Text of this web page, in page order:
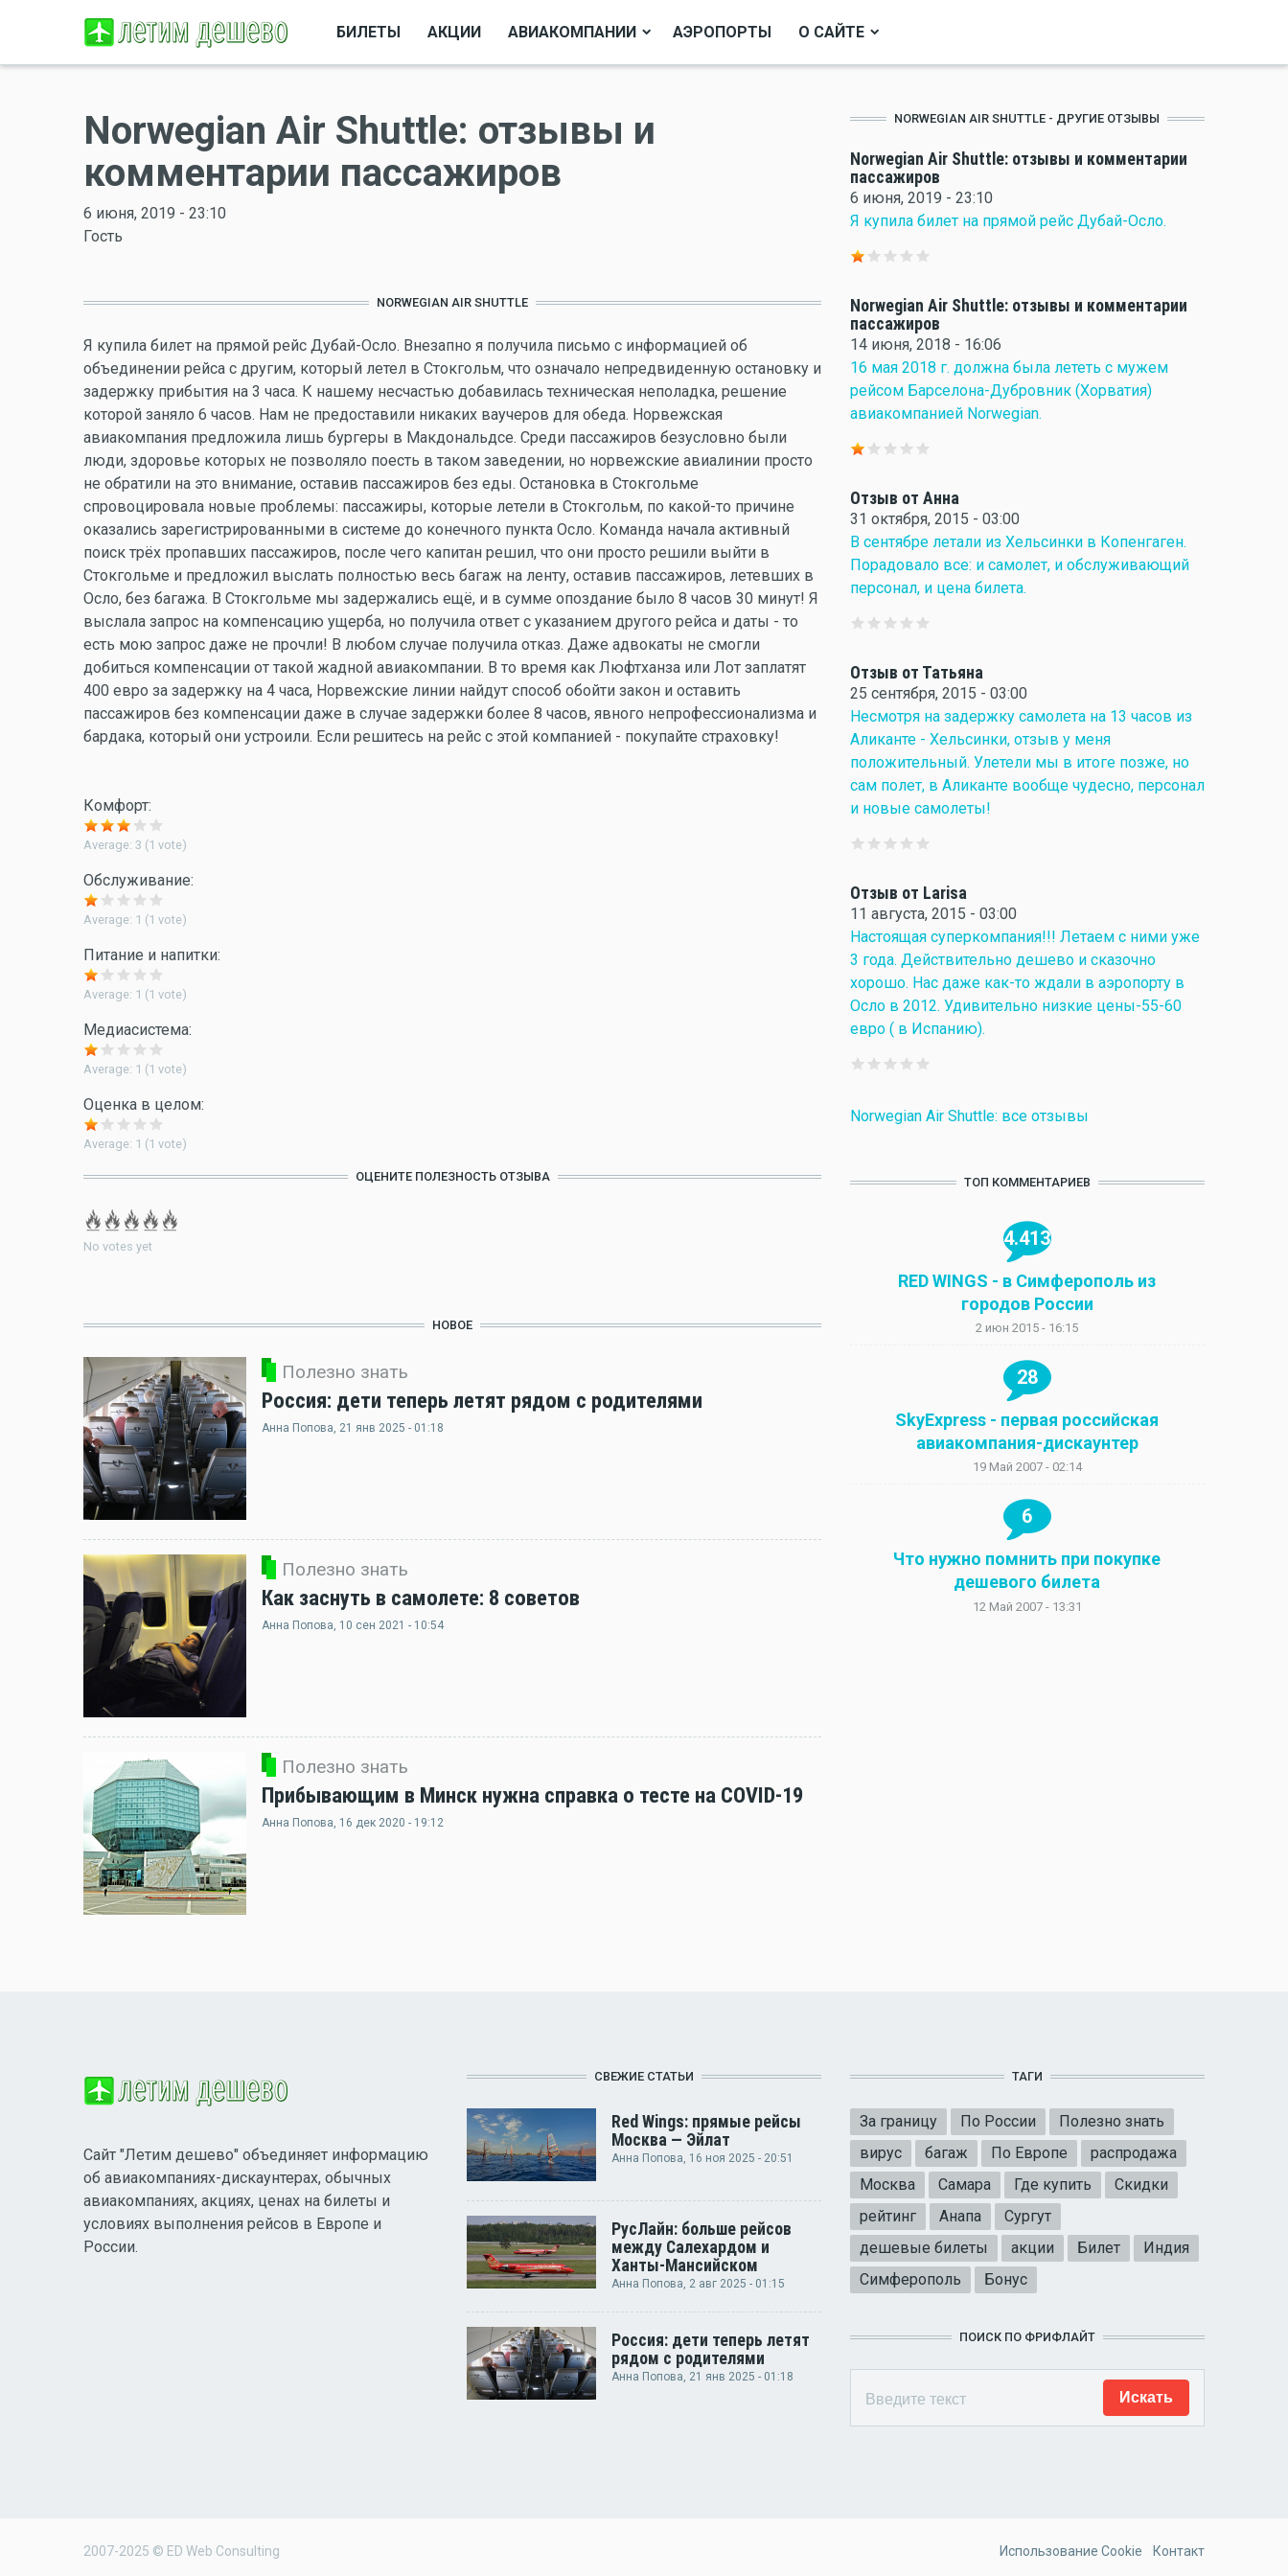
БИЛЕТЫ АКЦИИ АВИАКОМПАНИИ АЭРОПОРТЫ О САЙТЕ
Norwegian Air Shuttle: отзывы и
комментарии пассажиров
6 июня, 2019 - 23:10
Гость
NORWEGIAN AIR SHUTTLE
Я купила билет на прямой рейс Дубай-Осло. Внезапно я получила письмо с информацией об
объединении рейса с другим, который летел в Стокгольм, что означало непредвиденную остановку и
задержку прибытия на 3 часа. К нашему несчастью добавилась техническая неполадка, решение
которой заняло 6 часов. Нам не предоставили никаких ваучеров для обеда. Норвежская
авиакомпания предложила лишь бургеры в Макдональдсе. Среди пассажиров безусловно были
люди, здоровье которых не позволяло поесть в таком заведении, но норвежские авиалинии просто
не обратили на это внимание, оставив пассажиров без еды. Остановка в Стокгольме
спровоцировала новые проблемы: пассажиры, которые летели в Стокгольм, по какой-то причине
оказались зарегистрированными в системе до конечного пункта Осло. Команда начала активный
поиск трёх пропавших пассажиров, после чего капитан решил, что они просто решили выйти в
Стокгольме и предложил выслать полностью весь багаж на ленту, оставив пассажиров, летевших в
Осло, без багажа. В Стокгольме мы задержались ещё, и в сумме опоздание было 8 часов 30 минут! Я
выслала запрос на компенсацию ущерба, но получила ответ с указанием другого рейса и даты - то
есть мою запрос даже не прочли! В любом случае получила отказ. Даже адвокаты не смогли
добиться компенсации от такой жадной авиакомпании. В то время как Люфтханза или Лот заплатят
400 евро за задержку на 4 часа, Норвежские линии найдут способ обойти закон и оставить
пассажиров без компенсации даже в случае задержки более 8 часов, явного непрофессионализма и
бардака, который они устроили. Если решитесь на рейс с этой компанией - покупайте страховку!
Комфорт:
Average: 3 (1 vote)
Обслуживание:
Average: 1 (1 vote)
Питание и напитки:
Average: 1 (1 vote)
Медиасистема:
Average: 1 (1 vote)
Оценка в целом:
Average: 1 (1 vote)
ОЦЕНИТЕ ПОЛЕЗНОСТЬ ОТЗЫВА
No votes yet
НОВОЕ
Полезно знать
Россия: дети теперь летят рядом с родителями
Анна Попова, 21 янв 2025 - 01:18
Полезно знать
Как заснуть в самолете: 8 советов
Анна Попова, 10 сен 2021 - 10:54
Полезно знать
Прибывающим в Минск нужна справка о тесте на COVID-19
Анна Попова, 16 дек 2020 - 19:12
NORWEGIAN AIR SHUTTLE - ДРУГИЕ ОТЗЫВЫ
Norwegian Air Shuttle: отзывы и комментарии
пассажиров
6 июня, 2019 - 23:10
Я купила билет на прямой рейс Дубай-Осло.
Norwegian Air Shuttle: отзывы и комментарии
пассажиров
14 июня, 2018 - 16:06
16 мая 2018 г. должна была лететь с мужем
рейсом Барселона-Дубровник (Хорватия)
авиакомпанией Norwegian.
Отзыв от Анна
31 октября, 2015 - 03:00
В сентябре летали из Хельсинки в Копенгаген.
Порадовало все: и самолет, и обслуживающий
персонал, и цена билета.
Отзыв от Татьяна
25 сентября, 2015 - 03:00
Несмотря на задержку самолета на 13 часов из
Аликанте - Хельсинки, отзыв у меня
положительный. Улетели мы в итоге позже, но
сам полет, в Аликанте вообще чудесно, персонал
и новые самолеты!
Отзыв от Larisa
11 августа, 2015 - 03:00
Настоящая суперкомпания!!! Летаем с ними уже
3 года. Действительно дешево и сказочно
хорошо. Нас даже как-то ждали в аэропорту в
Осло в 2012. Удивительно низкие цены-55-60
евро ( в Испанию).
Norwegian Air Shuttle: все отзывы
ТОП КОММЕНТАРИЕВ
4.413
RED WINGS - в Симферополь из
городов России
2 июн 2015 - 16:15
28
SkyExpress - первая российская
авиакомпания-дискаунтер
19 Май 2007 - 02:14
6
Что нужно помнить при покупке
дешевого билета
12 Май 2007 - 13:31
Сайт "Летим дешево" объединяет информацию
об авиакомпаниях-дискаунтерах, обычных
авиакомпаниях, акциях, ценах на билеты и
условиях выполнения рейсов в Европе и
России.
СВЕЖИЕ СТАТЬИ
Red Wings: прямые рейсы
Москва — Эйлат
Анна Попова, 16 ноя 2025 - 20:51
РусЛайн: больше рейсов
между Салехардом и
Ханты-Мансийском
Анна Попова, 2 авг 2025 - 01:15
Россия: дети теперь летят
рядом с родителями
Анна Попова, 21 янв 2025 - 01:18
ТАГИ
За границу По России
Полезно знать
вирус
багаж По Европе
распродажа
Москва
Самара Где купить
Скидки
рейтинг
Анапа
Сургут
дешевые билеты
акции Билет
Индия
Симферополь
Бонус
ПОИСК ПО ФРИФЛАЙТ
2007-2025 © ED Web Consulting Использование Cookie Контакт